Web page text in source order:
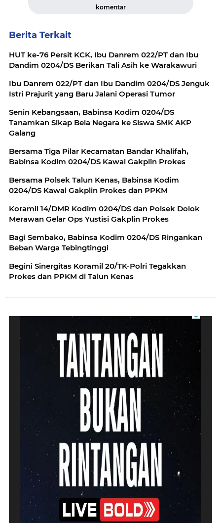
komentar
Berita Terkait
HUT ke-76 Persit KCK, Ibu Danrem 022/PT dan Ibu
Dandim 0204/DS Berikan Tali Asih ke Warakawuri
Ibu Danrem 022/PT dan Ibu Dandim 0204/DS Jenguk
Istri Prajurit yang Baru Jalani Operasi Tumor
Senin Kebangsaan, Babinsa Kodim 0204/DS
Tanamkan Sikap Bela Negara ke Siswa SMK AKP
Galang
Bersama Tiga Pilar Kecamatan Bandar Khalifah,
Babinsa Kodim 0204/DS Kawal Gakplin Prokes
Bersama Polsek Talun Kenas, Babinsa Kodim
0204/DS Kawal Gakplin Prokes dan PPKM
Koramil 14/DMR Kodim 0204/DS dan Polsek Dolok
Merawan Gelar Ops Yustisi Gakplin Prokes
Bagi Sembako, Babinsa Kodim 0204/DS Ringankan
Beban Warga Tebingtinggi
Begini Sinergitas Koramil 20/TK-Polri Tegakkan
Prokes dan PPKM di Talun Kenas